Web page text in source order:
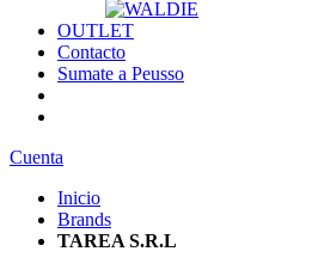
OUTLET
Contacto
Sumate a Peusso
Cuenta
Inicio
Brands
TAREA S.R.L